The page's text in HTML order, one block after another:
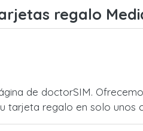
regalo
de doctorSIM.
tarjeta regalo en solo unos